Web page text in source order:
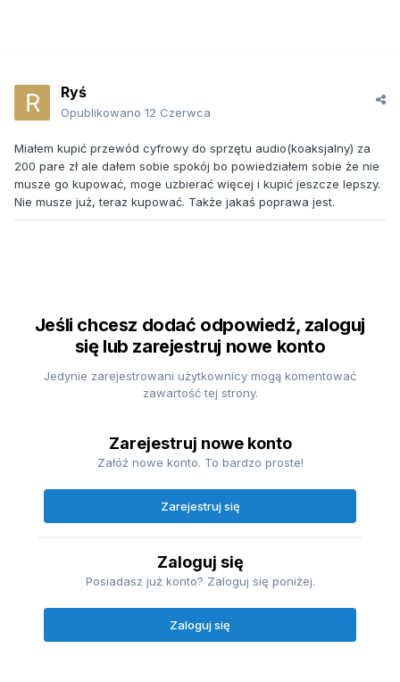
Ryś
Opublikowano 12 Czerwca
Miałem kupić przewód cyfrowy do sprzętu audio(koaksjalny) za
200 pare zł ale dałem sobie spokój bo powiedziałem sobie że nie
musze go kupować, moge uzbierać więcej i kupić jeszcze lepszy.
Nie musze już, teraz kupować. Także jakaś poprawa jest.
Jeśli chcesz dodać odpowiedź, zaloguj
się lub zarejestruj nowe konto
Jedynie zarejestrowani użytkownicy mogą komentować
zawartość tej strony.
Zarejestruj nowe konto
Załóż nowe konto. To bardzo proste!
Zarejestruj się
Zaloguj się
Posiadasz już konto? Zaloguj się poniżej.
Zaloguj się